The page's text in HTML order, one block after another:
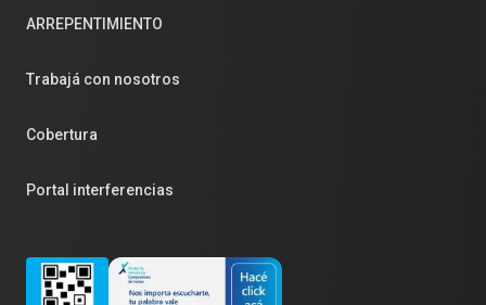
ARREPENTIMIENTO
Trabajá con nosotros
Cobertura
Portal interferencias